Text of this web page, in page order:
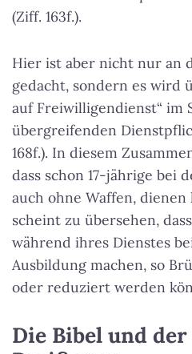
(Ziff. 163f.).
Hier ist aber nicht nur an
gedacht, sondern es wird
auf Freiwilligendienst“ im
übergreifenden
168f.). In diesem
dass schon 17-jährige bei
auch ohne Waffen,
scheint zu übersehen,
während ihres Dienstes
Ausbildung machen, so
oder reduziert werden
Die Bibel und